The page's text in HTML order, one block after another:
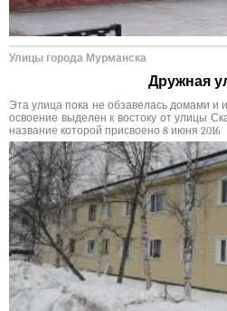
Улицы города Мурманска
Дружная
Эта улица пока не обзавелась домами и
освоение выделен к востоку от улицы
название которой присвоено 8 июня 2016